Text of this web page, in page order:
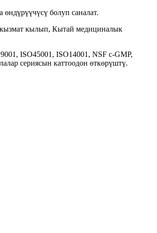
болуп саналат.
кызмат кылып, Кытай медициналык
ISO45001, ISO14001, NSF c-GMP,
сериясын каттоодон өткөрүштү.